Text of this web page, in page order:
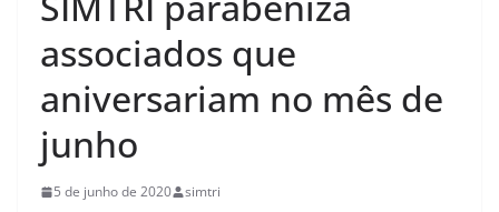
associados que
aniversariam no mês de
junho
5 de junho de 2020 simtri